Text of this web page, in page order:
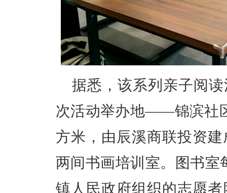
据悉，该系列亲子阅
次活动举办地——锦滨社
方米，由辰溪商联投资
两间书画培训室。图书室
镇人民政府组织的志愿